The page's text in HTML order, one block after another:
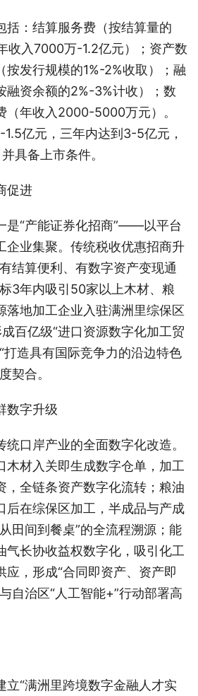
括：结算服务费（按结算量的
收入7000万-1.2亿元）；资产数
按发行规模的1%-2%收取）；融
融资余额的2%-3%计收）；数
（年收入2000-5000万元）。
亿元，三年内达到3-5亿元，
具备上市条件。
促进
是“产能证券化招商”——以平台
企业集聚。传统税收优惠招商升
结算便利、有数字资产变现通
3年内吸引50家以上木材、粮
落地加工企业入驻满洲里综保区
百亿级“进口资源数字化加工贸
打造具有国际竞争力的沿边特色
契合。
数字升级
口岸产业的全面数字化改造。
木材入关即生成数字仓单，加工
，全链条资产数字化流转；粮油
后在综保区加工，半成品与产成
田间到餐桌”的全流程溯源；能
气长协收益权数字化，吸引化工
应，形成“合同即资产、资产即
自治区“人工智能+”行动部署高
立“满洲里跨境数字金融人才实